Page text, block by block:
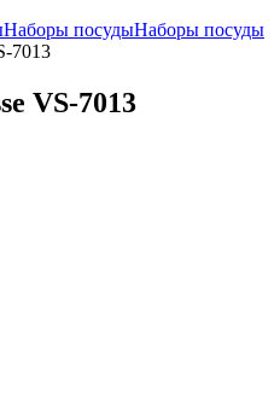
Наборы посудыНаборы посуды
7013
VS-7013